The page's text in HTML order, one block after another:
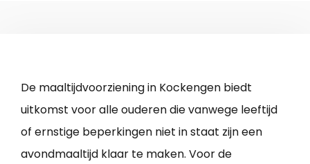
De maaltijdvoorziening in Kockengen biedt
uitkomst voor alle ouderen die vanwege leeftijd
of ernstige beperkingen niet in staat zijn een
avondmaaltijd klaar te maken. Voor de